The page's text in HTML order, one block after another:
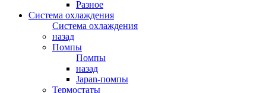
Разное
Система охлаждения
Система охлаждения
назад
Помпы
Помпы
назад
Japan-помпы
Термостаты